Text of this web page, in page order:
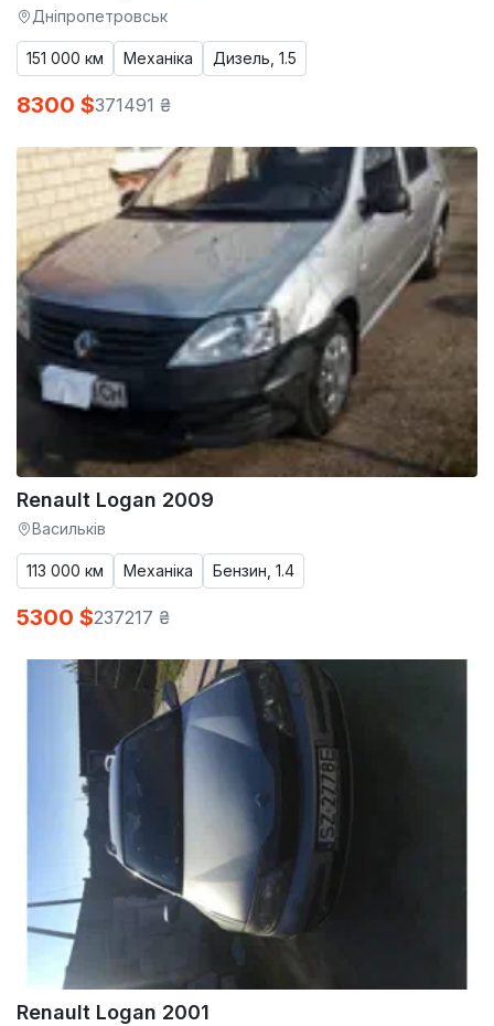
Дніпропетровськ
151 000 км Механіка Дизель, 1.5
8300 $371491 ₴
Renault Logan 2009
Васильків
113 000 км Механіка Бензин, 1.4
5300 $237217 ₴
Renault Logan 2001